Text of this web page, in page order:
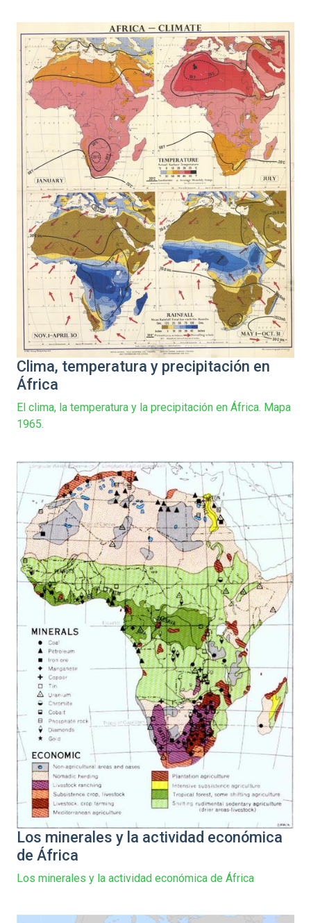
Clima, temperatura y precipitación en
África
El clima, la temperatura y la precipitación en África. Mapa
1965.
Los minerales y la actividad económica
de África
Los minerales y la actividad económica de África